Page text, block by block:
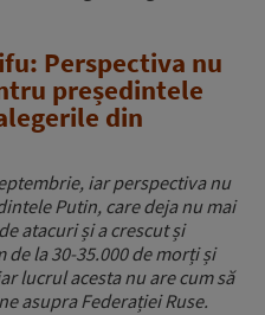
Perspectiva nu
președintele
din
iar perspectiva nu
Putin, care deja nu mai
atacuri și a crescut și
la 30-35.000 de morți și
lucrul acesta nu are cum să
asupra Federației Ruse.